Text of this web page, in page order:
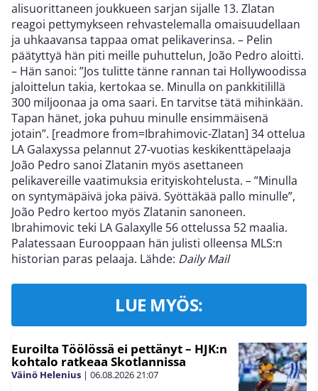
alisuorittaneen joukkueen sarjan sijalle 13. Zlatan
reagoi pettymykseen rehvastelemalla omaisuudellaan
ja uhkaavansa tappaa omat pelikaverinsa. – Pelin
päätyttyä hän piti meille puhuttelun, João Pedro aloitti.
– Hän sanoi: ”Jos tulitte tänne rannan tai Hollywoodissa
jaloittelun takia, kertokaa se. Minulla on pankkitilillä
300 miljoonaa ja oma saari. En tarvitse tätä mihinkään.
Tapan hänet, joka puhuu minulle ensimmäisenä
jotain”. [readmore from=Ibrahimovic-Zlatan] 34 ottelua
LA Galaxyssa pelannut 27-vuotias keskikenttäpelaaja
João Pedro sanoi Zlatanin myös asettaneen
pelikavereille vaatimuksia erityiskohtelusta. – ”Minulla
on syntymäpäivä joka päivä. Syöttäkää pallo minulle”,
João Pedro kertoo myös Zlatanin sanoneen.
Ibrahimovic teki LA Galaxylle 56 ottelussa 52 maalia.
Palatessaan Eurooppaan hän julisti olleensa MLS:n
historian paras pelaaja. Lähde: Daily Mail
LUE MYÖS:
Euroilta Töölössä ei pettänyt – HJK:n
kohtalo ratkeaa Skotlannissa
Väinö Helenius | 06.08.202621:07